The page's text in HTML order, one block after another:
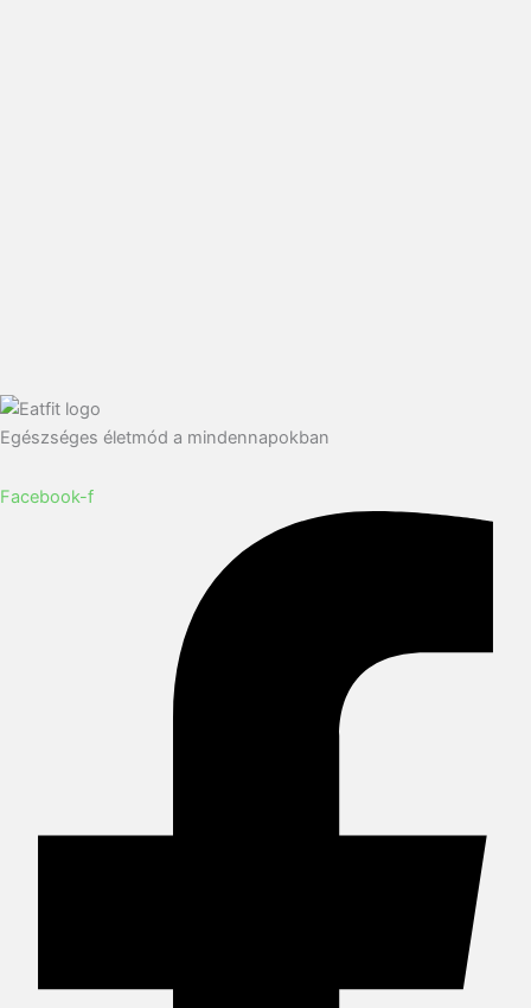
Egészséges életmód a mindennapokban
Facebook-f